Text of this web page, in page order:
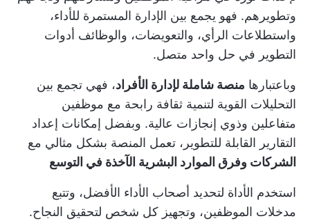
وتطويرهم. فهو يجمع بين الإدارة المستمرة للأداء،
واستطلاعات الرأي، والتعويضات، والوظائف أدوات
التطوير في حل واحد متصل.
وباعتبارها منصة شاملة لإدارة الأفراد، فهي تجمع بين
التحليلات القوية لتنمية ثقافة رابحة مع موظفين
متفاعلين وذوي إنجازات عالية. وبفضل إمكانات إعداد
التقارير القابلة للتطوير، تعمل المنصة بشكل مثالي مع
الشركات وفرق الموارد البشرية الآخذة في التوسع
استخدم الأداة لتحديد أصحاب الأداء الأفضل، وتتبع
مدخلات الموظفين، وتجهيز كل شخص لتحقيق النجاح.